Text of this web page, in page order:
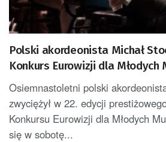
Polski akordeonista Michał
Konkurs Eurowizji dla Młodych
Osiemnastoletni polski
zwyciężył w 22. edycji
Konkursu Eurowizji dla Młodych
się w sobotę...